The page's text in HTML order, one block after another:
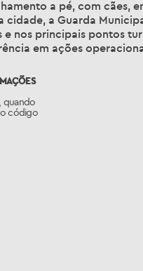
a pé, com cães,
a Guarda
nos principais pontos
em ações
quando
código